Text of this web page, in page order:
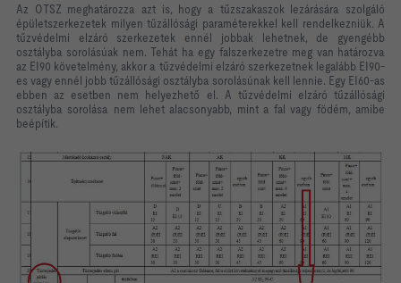
Az OTSZ meghatározza azt is, hogy a tűzszakaszok lezárására szolgáló
épületszerkezetek milyen tűzállósági paraméterekkel kell rendelkezniük. A
tűzvédelmi elzáró szerkezetek ennél jobbak lehetnek, de gyengébb
osztályba sorolásúak nem. Tehát ha egy falszerkezetre meg van határozva
az EI90 követelmény, akkor a tűzvédelmi elzáró szerkezetnek legalább EI90-
es vagy ennél jobb tűzállósági osztályba sorolásúnak kell lennie. Egy EI60-as
ebben az esetben nem helyezhető el. A tűzvédelmi elzáró tűzállósági
osztályba sorolása nem lehet alacsonyabb, mint a fal vagy födém, amibe
beépítik.